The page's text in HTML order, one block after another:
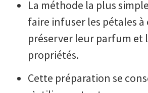
La méthode la plus
faire infuser les pétales
préserver leur parfum et
propriétés.
Cette préparation se